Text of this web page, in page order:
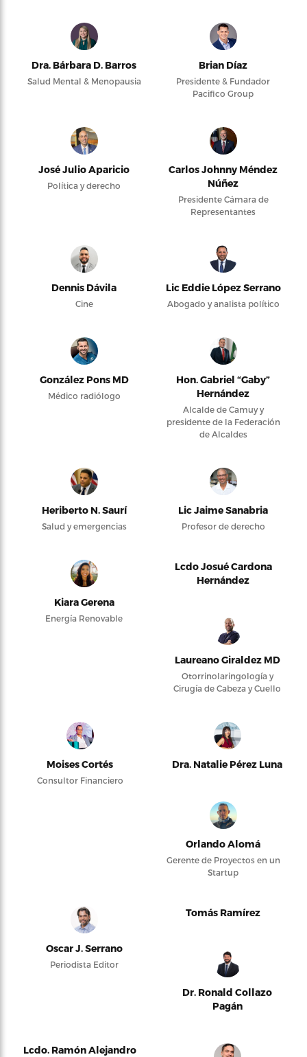
Dra. Bárbara D. Barros
Salud Mental & Menopausia
Brian Díaz
Presidente & Fundador
Pacifico Group
José Julio Aparicio
Política y derecho
Carlos Johnny Méndez
Núñez
Presidente Cámara de
Representantes
Dennis Dávila
Cine
Lic Eddie López Serrano
Abogado y analista político
González Pons MD
Médico radiólogo
Hon. Gabriel “Gaby”
Hernández
Alcalde de Camuy y
presidente de la Federación
de Alcaldes
Heriberto N. Saurí
Salud y emergencias
Lic Jaime Sanabria
Profesor de derecho
Kiara Gerena
Energía Renovable
Lcdo Josué Cardona
Hernández
Laureano Giraldez MD
Otorrinolaringología y
Cirugía de Cabeza y Cuello
Moises Cortés
Consultor Financiero
Dra. Natalie Pérez Luna
Orlando Alomá
Gerente de Proyectos en un
Startup
Oscar J. Serrano
Periodista Editor
Tomás Ramírez
Dr. Ronald Collazo
Pagán
Lcdo. Ramón Alejandro